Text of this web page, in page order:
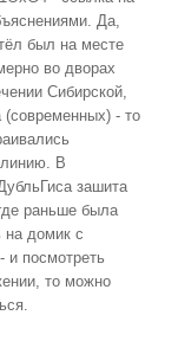
Да,
был на месте
во дворах
Сибирской,
- то
линию. В
зашита
раньше была
на домик с
и посмотреть
то можно